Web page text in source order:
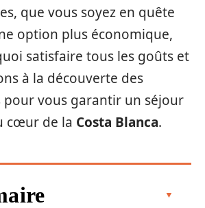
que vous soyez en quête
option plus économique,
satisfaire tous les goûts et
à la découverte des
pour vous garantir un séjour
cœur de la Costa Blanca.